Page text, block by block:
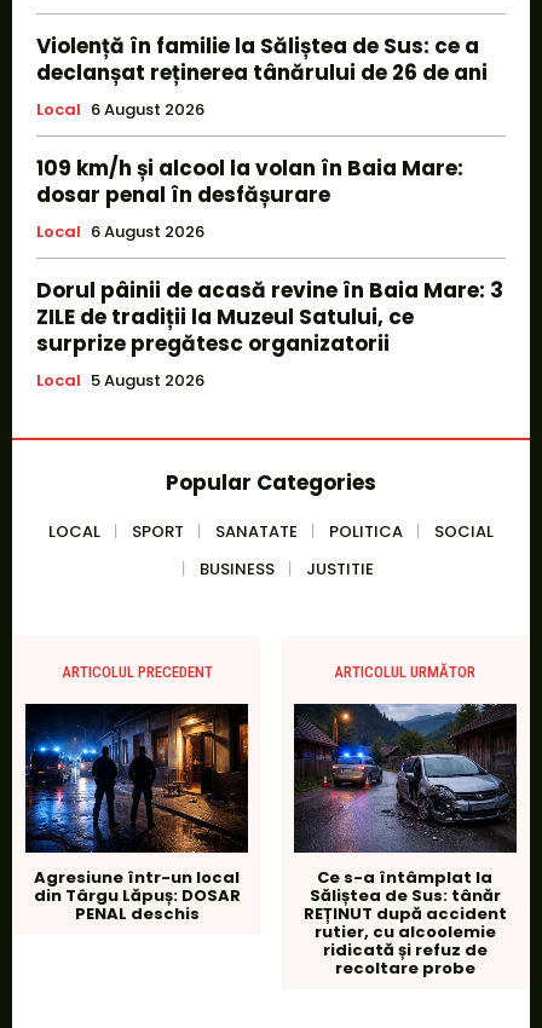
Violență în familie la Săliștea de Sus: ce a
declanșat reținerea tânărului de 26 de ani
Local 6 August 2026
109 km/h și alcool la volan în Baia Mare:
dosar penal în desfășurare
Local 6 August 2026
Dorul pâinii de acasă revine în Baia Mare: 3
ZILE de tradiții la Muzeul Satului, ce
surprize pregătesc organizatorii
Local 5 August 2026
Popular Categories
LOCAL SPORT SANATATE POLITICA
SOCIAL
BUSINESS
JUSTITIE
ARTICOLUL PRECEDENT
Agresiune într-un local
din Târgu Lăpuș: DOSAR
PENAL deschis
ARTICOLUL URMĂTOR
Ce s-a întâmplat la
Săliștea de Sus: tânăr
REȚINUT după accident
rutier, cu alcoolemie
ridicată și refuz de
recoltare probe